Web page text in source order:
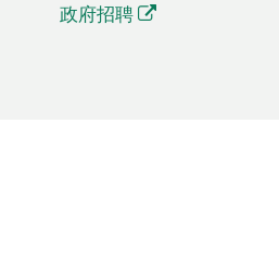
政府招聘